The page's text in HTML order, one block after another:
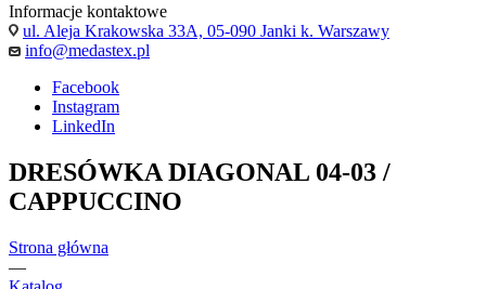
Informacje kontaktowe
ul. Aleja Krakowska 33A, 05-090 Janki k. Warszawy
info@medastex.pl
Facebook
Instagram
LinkedIn
DRESÓWKA DIAGONAL 04-03 /
CAPPUCCINO
Strona główna
—